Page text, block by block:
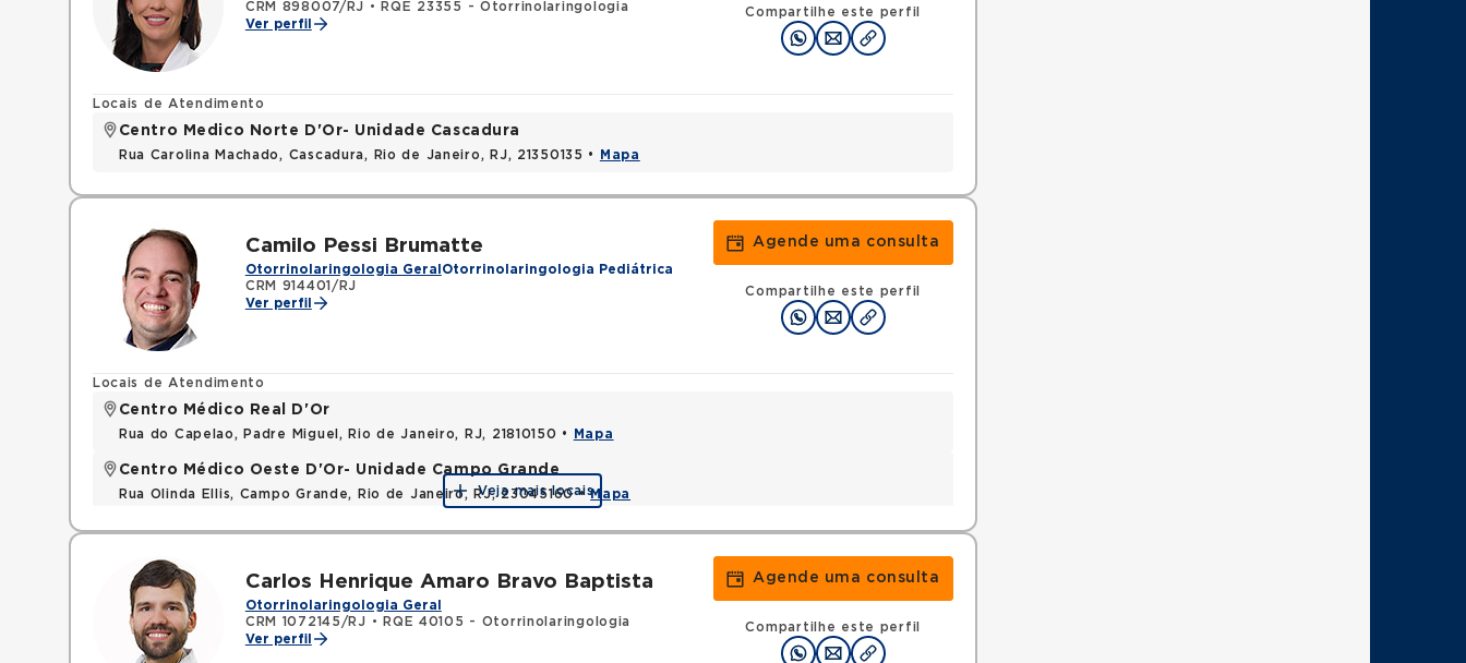
CRM 898007/RJ •
RQE 23355 - Otorrinolaringologia
Ver perfil
Compartilhe este perfil
Locais de Atendimento
Centro Medico Norte D'Or- Unidade Cascadura
Rua Carolina Machado, Cascadura, Rio de Janeiro, RJ, 21350135 • Mapa
Camilo Pessi Brumatte
Otorrinolaringologia Geral Otorrinolaringologia Pediátrica
CRM 914401/RJ
Ver perfil
Agende uma consulta
Compartilhe este perfil
Locais de Atendimento
Centro Médico Real D'Or
Rua do Capelao, Padre Miguel, Rio de Janeiro, RJ, 21810150 • Mapa
Centro Médico Oeste D'Or- Unidade Campo Grande
Rua Olinda Ellis, Campo Grande, Rio de Janeiro, RJ, 23045160 •Mapa
Veja mais locais
Carlos Henrique Amaro Bravo Baptista
Otorrinolaringologia Geral
CRM 1072145/RJ •
RQE 40105 - Otorrinolaringologia
Ver perfil
Agende uma consulta
Compartilhe este perfil